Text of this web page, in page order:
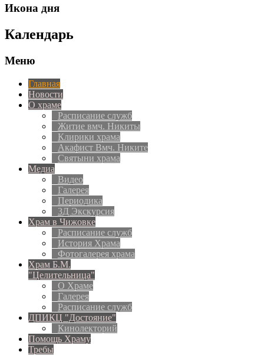
Икона дня
Календарь
Меню
Главная
Новости
О храме
Расписание служб
Житие вмч. Никиты
Клирики храма
Акафист Вмч. Никите
Святыни храма
Медиа
Видео
Галерея
Периодика
3Д Экскурсия
Храм в Чижовке
Расписание служб
История Храма
Фотогалерея храма
Храм Б.М.
"Целительница"
О Храме
Галерея
Расписание служб
ДПИКЦ "Достояние"
Кинолекторий
Помощь Храму
Требы